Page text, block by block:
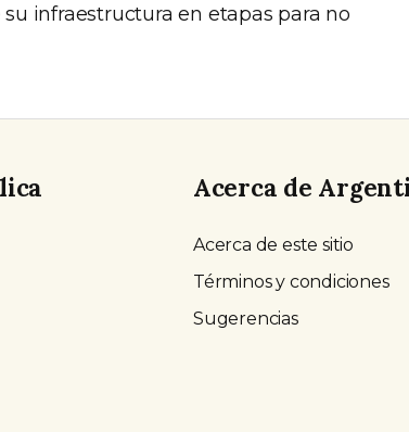
infraestructura en etapas para no
Acerca de
Acerca de este sitio
Términos y condiciones
Sugerencias